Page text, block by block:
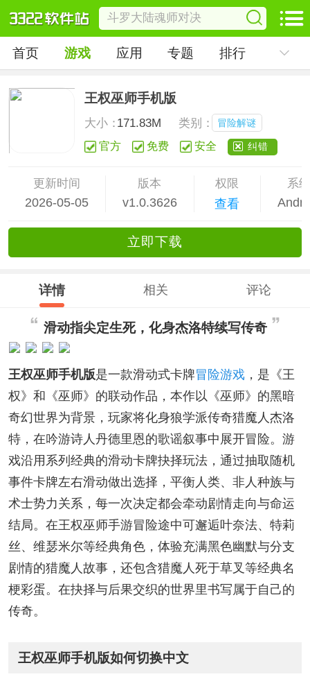
首页 游戏 应用 专题 排行
王权巫师手机版
大小：171.83M 类别： 冒险解谜
官方 免费 安全 纠错
更新时间
2026-05-05
版本
v1.0.3626
权限
查看
系
立即下载
详情 相关 评论
滑动指尖定生死，化身杰洛特续写传奇
王权巫师手机版是一款滑动式卡牌冒险游戏 ，是《王
权》和《巫师》的联动作品，本作以《巫师》的黑暗
奇幻世界为背景，玩家将化身狼学派传奇猎魔人杰洛
特，在吟游诗人丹德里恩的歌谣叙事中展开冒险。游
戏沿用系列经典的滑动卡牌抉择玩法，通过抽取随机
事件卡牌左右滑动做出选择，平衡人类、非人种族与
术士势力关系，每一次决定都会牵动剧情走向与命运
结局。在王权巫师手游冒险途中可邂逅叶奈法、特莉
丝、维瑟米尔等经典角色，体验充满黑色幽默与分支
剧情的猎魔人故事，还包含猎魔人死于草叉等经典名
梗彩蛋。在抉择与后果交织的世界里书写属于自己的
传奇。
王权巫师手机版如何切换中文